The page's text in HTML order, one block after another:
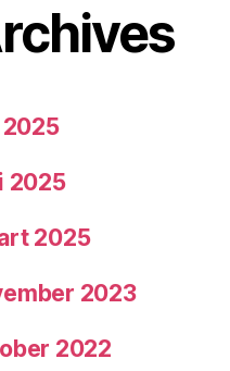
2025
2025
2023
2022